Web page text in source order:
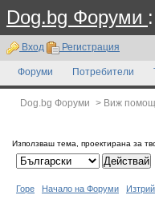
Dog.bg Форуми
Вход Регистрация
Форуми Потребители
Dog.bg Форуми > Виж
Използваш тема, проектирана за
Горе Начало на Форуми